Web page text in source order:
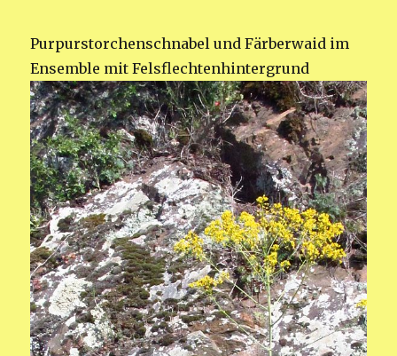
Purpurstorchenschnabel und Färberwaid im
Ensemble mit Felsflechtenhintergrund